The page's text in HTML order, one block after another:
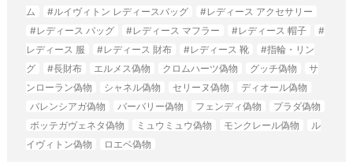
ム
#ルイヴィトン レディースバッグ
#レディース アクセサリー
#レディース バッグ
#レディース マフラー #レディース 帽子
#
レディース 服
#レディース 財布 #レディース 靴
#指輪・リン
グ
#長財布 エルメス偽物 クロムハーツ偽物 グッチ偽物
サ
ンローラン偽物
シャネル偽物 セリーヌ偽物
ディオール偽物
バレンシアガ偽物
バーバリー偽物 フェンディ偽物
プラダ偽物
ボッテガヴェネタ偽物
ミュウミュウ偽物 モンクレール偽物
ル
イヴィトン偽物
ロエベ偽物